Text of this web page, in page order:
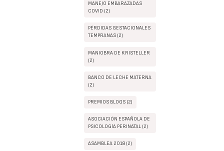
MANEJO EMBARAZADAS
COVID (2)
PÉRDIDAS GESTACIONALES
TEMPRANAS (2)
MANIOBRA DE KRISTELLER
(2)
BANCO DE LECHE MATERNA
(2)
PREMIOS BLOGS (2)
ASOCIACIÓN ESPAÑOLA DE
PSICOLOGÍA PERINATAL (2)
ASAMBLEA 2018 (2)